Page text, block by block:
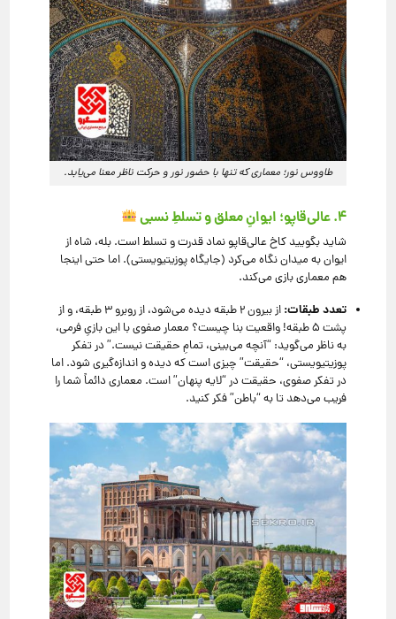
طاووس نور؛ معماری که تنها با حضور نور و حرکت ناظر معنا می‌یابد.
۴. عالی‌قاپو؛ ایوانِ معلق و تسلطِ نسبی
شاید بگویید کاخ عالی‌قاپو نماد قدرت و تسلط است. بله، شاه از
ایوان به میدان نگاه می‌کرد (جایگاه پوزیتیویستی). اما حتی اینجا
هم معماری بازی می‌کند.
تعدد طبقات:
از بیرون ۲ طبقه دیده می‌شود، از روبرو ۳ طبقه، و از
پشت ۵ طبقه!
واقعیت بنا چیست؟ معمار صفوی با این بازیِ فرمی،
به ناظر می‌گوید: “آنچه می‌بینی، تمامِ حقیقت نیست.” در تفکر
پوزیتیویستی، “حقیقت” چیزی است که دیده و اندازه‌گیری شود. اما
در تفکر صفوی، حقیقت در “لایه پنهان” است. معماری دائماً شما را
فریب می‌دهد تا به “باطن” فکر کنید.